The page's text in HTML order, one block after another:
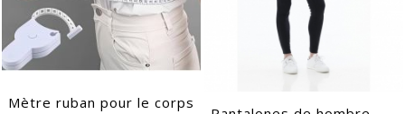
Mètre ruban pour le corps